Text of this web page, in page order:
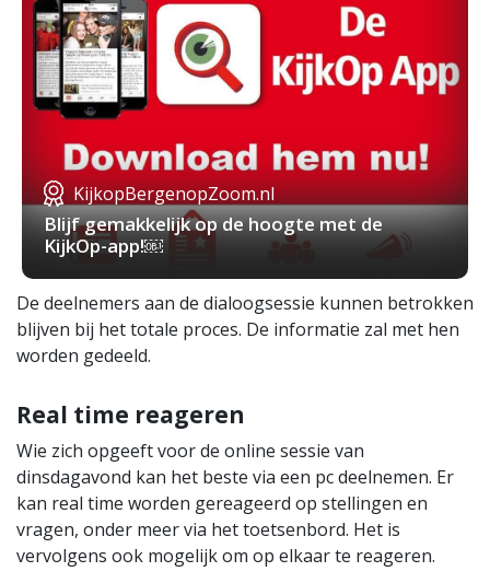
KijkopBergenopZoom.nl
Blijf gemakkelijk op de hoogte met de
KijkOp-app!￼
De deelnemers aan de dialoogsessie kunnen betrokken
blijven bij het totale proces. De informatie zal met hen
worden gedeeld.
Real time reageren
Wie zich opgeeft voor de online sessie van
dinsdagavond kan het beste via een pc deelnemen. Er
kan real time worden gereageerd op stellingen en
vragen, onder meer via het toetsenbord. Het is
vervolgens ook mogelijk om op elkaar te reageren.